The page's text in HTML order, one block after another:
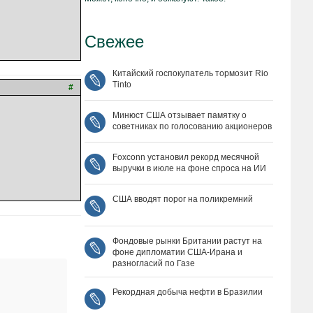
#
Свежее
Китайский госпокупатель тормозит Rio
Tinto
Минюст США отзывает памятку о
советниках по голосованию акционеров
Foxconn установил рекорд месячной
выручки в июле на фоне спроса на ИИ
США вводят порог на поликремний
Фондовые рынки Британии растут на
фоне дипломатии США‑Ирана и
разногласий по Газе
Рекордная добыча нефти в Бразилии